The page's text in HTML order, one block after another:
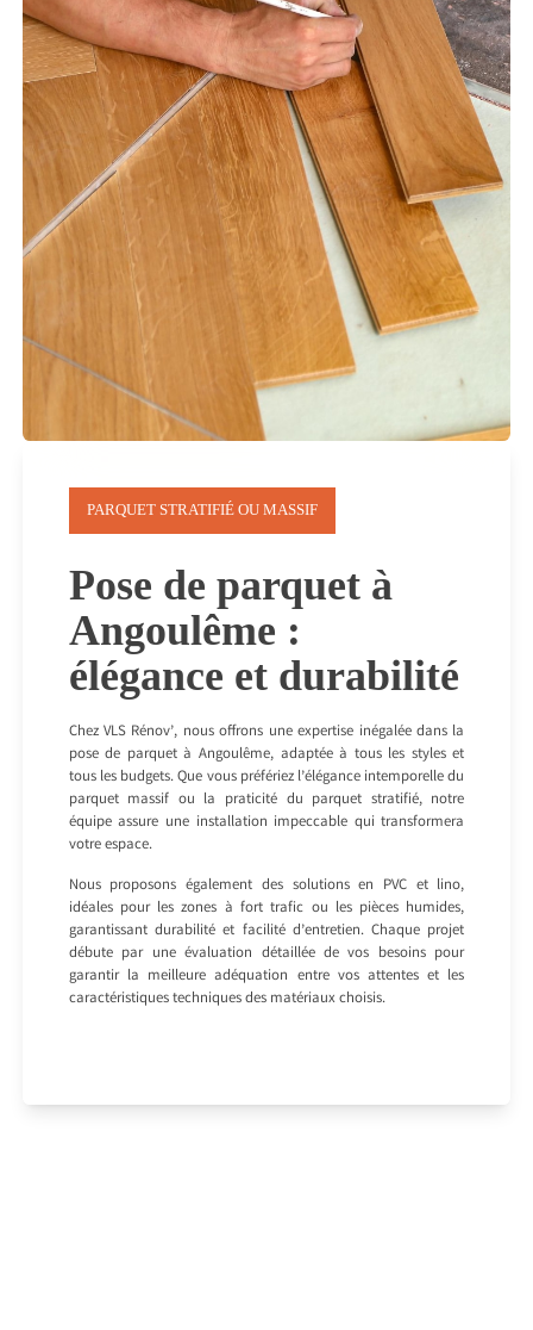
PARQUET STRATIFIÉ OU MASSIF
Pose de parquet à
Angoulême :
élégance et durabilité
Chez VLS Rénov’, nous offrons une expertise inégalée dans la
pose de parquet à Angoulême, adaptée à tous les styles et
tous les budgets. Que vous préfériez l’élégance intemporelle du
parquet massif ou la praticité du parquet stratifié, notre
équipe assure une installation impeccable qui transformera
votre espace.
Nous proposons également des solutions en PVC et lino,
idéales pour les zones à fort trafic ou les pièces humides,
garantissant durabilité et facilité d’entretien. Chaque projet
débute par une évaluation détaillée de vos besoins pour
garantir la meilleure adéquation entre vos attentes et les
caractéristiques techniques des matériaux choisis.